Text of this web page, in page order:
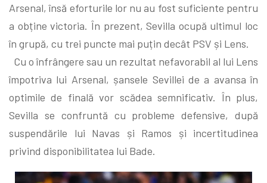
Arsenal, însă eforturile lor nu au fost suficiente pentru
a obține victoria. În prezent, Sevilla ocupă ultimul loc
în grupă, cu trei puncte mai puțin decât PSV și Lens.
Cu o înfrângere sau un rezultat nefavorabil al lui Lens
împotriva lui Arsenal, șansele Sevillei de a avansa în
optimile de finală vor scădea semnificativ. În plus,
Sevilla se confruntă cu probleme defensive, după
suspendările lui Navas și Ramos și incertitudinea
privind disponibilitatea lui Bade.